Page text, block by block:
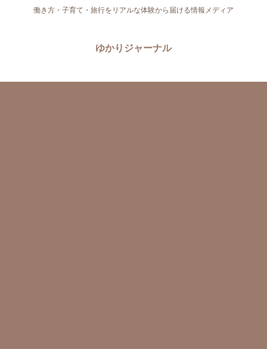
働き方・子育て・旅行をリアルな体験から届ける情報メディア
ゆかりジャーナル